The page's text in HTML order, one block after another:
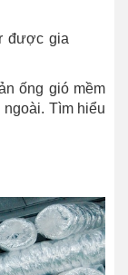
được gia
ống gió mềm
Tìm hiểu